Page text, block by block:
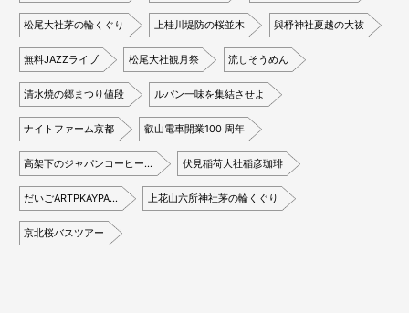
松尾大社茅の輪くぐり 上桂川堤防の桜並木 與杼神社夏越の大祓
無料JAZZライブ 松尾大社観月祭 流しそうめん
清水焼の郷まつり値段 ルパン一味を集結させよ
ナイトファーム京都 叡山電車開業100 周年
高架下のジャパンコーヒー… 伏見稲荷大社稲彦珈琲
だいごARTPKAYPA… 上花山六所神社茅の輪くぐり
京北桜バスツアー